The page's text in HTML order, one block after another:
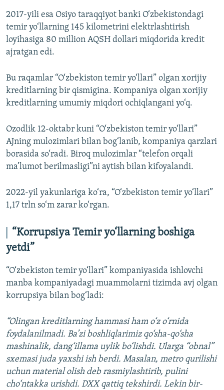
2017-yili esa Osiyo taraqqiyot banki O‘zbekistondagi
temir yo‘llarning 145 kilometrini elektrlashtirish
loyihasiga 80 million AQSH dollari miqdorida kredit
ajratgan edi.
Bu raqamlar “O‘zbekiston temir yo‘llari” olgan xorijiy
kreditlarning bir qismigina. Kompaniya olgan xorijiy
kreditlarning umumiy miqdori ochiqlangani yo‘q.
Ozodlik 12-oktabr kuni “O‘zbekiston temir yo‘llari”
AJning mulozimlari bilan bog‘lanib, kompaniya qarzlari
borasida so‘radi. Biroq mulozimlar “telefon orqali
ma’lumot berilmasligi”ni aytish bilan kifoyalandi.
2022-yil yakunlariga ko‘ra, “O‘zbekiston temir yo‘llari”
1,17 trln so‘m zarar ko‘rgan.
“Korrupsiya Temir yo‘llarning boshiga
yetdi”
“O‘zbekiston temir yo‘llari” kompaniyasida ishlovchi
manba kompaniyadagi muammolarni tizimda avj olgan
korrupsiya bilan bog‘ladi:
“Olingan kreditlarning hammasi ham o‘z o‘rnida
foydalanilmadi. Ba’zi boshliqlarimiz qo‘sha-qo‘sha
mashinalik, dang‘illama uylik bo‘lishdi. Ularga “obnal”
sxemasi juda yaxshi ish berdi. Masalan, metro qurilishi
uchun material olish deb rasmiylashtirib, pulini
cho‘ntakka urishdi. DXX qattiq tekshirdi. Lekin bir-